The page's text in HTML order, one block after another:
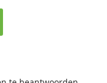
en buitenhout